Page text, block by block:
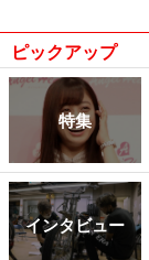
ピックアップ
特集
インタビュー